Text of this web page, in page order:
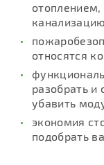
отоплением,
относятся
разобрать и
убавить
экономия
подобрать